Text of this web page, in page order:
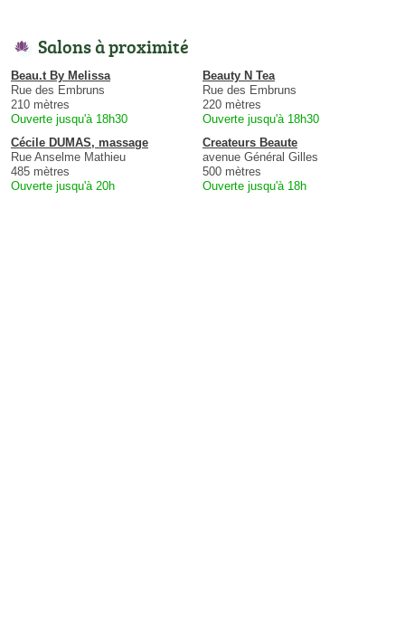
Salons à proximité
Beau.t By Melissa
Rue des Embruns
210 mètres
Ouverte jusqu'à 18h30
Beauty N Tea
Rue des Embruns
220 mètres
Ouverte jusqu'à 18h30
Cécile DUMAS, massage
Rue Anselme Mathieu
485 mètres
Ouverte jusqu'à 20h
Createurs Beaute
avenue Général Gilles
500 mètres
Ouverte jusqu'à 18h